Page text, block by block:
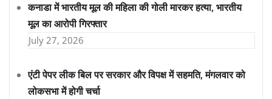
कनाडा में भारतीय मूल की महिला की गोली मारकर हत्या, भारतीय
मूल का आरोपी गिरफ्तार
July 27, 2026
एंटी पेपर लीक बिल पर सरकार और विपक्ष में सहमति, मंगलवार को
लोकसभा में होगी चर्चा